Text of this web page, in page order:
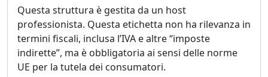
Questa struttura è gestita da un host
professionista. Questa etichetta non ha rilevanza in
termini fiscali, inclusa l’IVA e altre “imposte
indirette”, ma è obbligatoria ai sensi delle norme
UE per la tutela dei consumatori.